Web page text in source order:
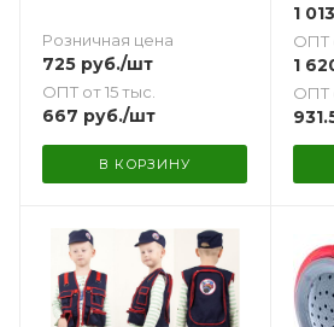
Розничная цена
725 руб./шт
ОПТ от 15 тыс.
667 руб./шт
В КОРЗИНУ
1 013
ОПТ
1
ОПТ